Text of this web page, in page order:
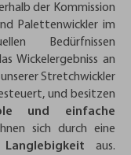
der Kommission
Palettenwickler im
Bedürfnissen
Wickelergebniss an
Stretchwickler
und besitzen
und einfache
sich durch eine
aus.